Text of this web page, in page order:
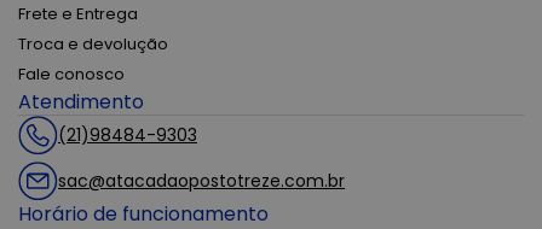
Frete e Entrega
Troca e devolução
Fale conosco
Atendimento
(21)98484-9303
sac@atacadaopostotreze.com.br
Horário de funcionamento